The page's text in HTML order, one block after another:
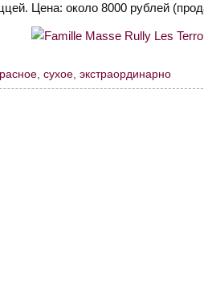
Цена: около 8000 рублей
,сухое ,экстраординарно